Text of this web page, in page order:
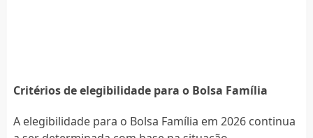
Critérios de elegibilidade para o Bolsa Família
A elegibilidade para o Bolsa Família em 2026 continua